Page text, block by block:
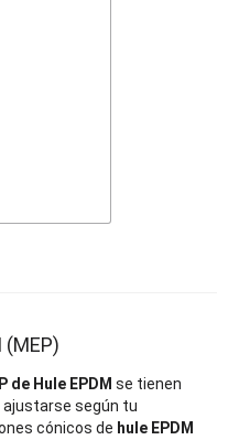
de Hule EPDM se tienen
ajustarse según tu
cónicos de hule EPDM